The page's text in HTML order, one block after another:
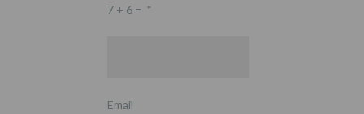
7 + 6 = *
Email